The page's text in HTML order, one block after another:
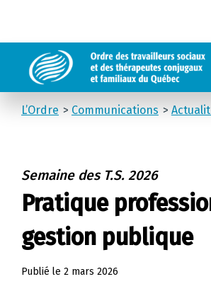
L’Ordre Communications
Semaine des T.S. 2026
Pratique
gestion publique
Publié le 2 mars 2026